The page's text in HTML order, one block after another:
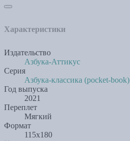
Характеристики
Издательство
Азбука-Аттикус
Серия
Азбука-классика (pocket-book)
Год выпуска
2021
Переплет
Мягкий
Формат
115х180